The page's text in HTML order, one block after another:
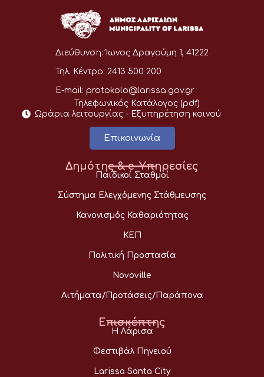
Διεύθυνση: Ίωνος Δραγούμη 1, 41222
Τηλ. Κέντρο: 2413 500 200
E-mail: protokolo@larissa.gov.gr
Τηλεφωνικός Κατάλογος (pdf)
Ωράρια λειτουργίας - Eξυπηρέτηση κοινού
Επικοινωνία
Δημότης & e-Υπηρεσίες
Παιδικοί Σταθμοί
Σύστημα Ελεγχόμενης Στάθμευσης
Κανονισμός Καθαριότητας
ΚΕΠ
Πολιτική Προστασία
Novoville
Αιτήματα/Προτάσεις/Παράπονα
Επισκέπτης
Η Λάρισα
Φεστιβάλ Πηνειού
Larissa Santa City